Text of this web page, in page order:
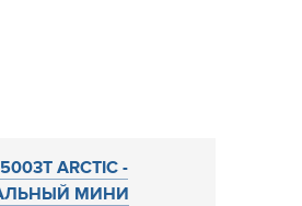
ARCTIC -
МИНИ